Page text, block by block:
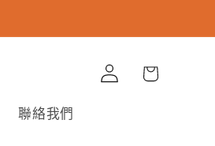
聯絡我們
登
入
物